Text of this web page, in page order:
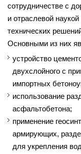
сотрудничестве с
и отраслевой
технических
Основными из них
устройство
двухслойного с
импортных
использование
асфальтобетона;
применение
армирующих,
для укрепления